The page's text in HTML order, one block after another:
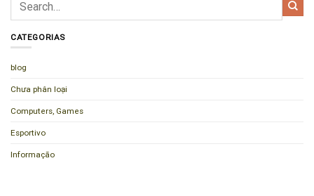
CATEGORIAS
blog
Chưa phân loại
Computers, Games
Esportivo
Informação